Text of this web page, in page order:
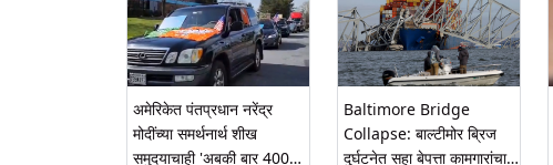
अमेरिकेत पंतप्रधान नरेंद्र
मोदींच्या समर्थनार्थ शीख
समुदयाचाही 'अबकी बार 400
Baltimore Bridge
Collapse: बाल्टीमोर ब्रिज
दुर्घटनेत सहा बेपत्ता कामगारांचा